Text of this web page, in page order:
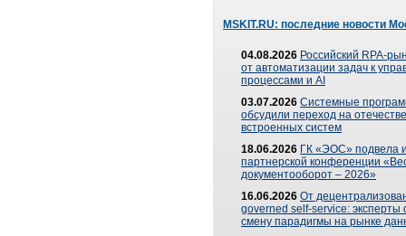
MSKIT.RU: последние новости
04.08.2026 Российский RPA-
от автоматизации задач к
процессами и AI
03.07.2026 Системные
обсудили переход на
встроенных систем
18.06.2026 ГК «ЭОС» подвела
партнерской конференции
документооборот – 2026»
16.06.2026 От
governed self-service: эксперты
смену парадигмы на рынке